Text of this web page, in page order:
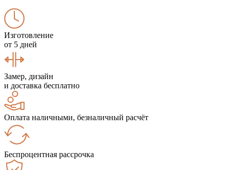
Изготовление
от 5 дней
Замер, дизайн
и доставка бесплатно
Оплата наличными, безналичный расчёт
Беспроцентная рассрочка